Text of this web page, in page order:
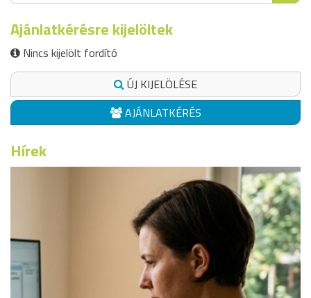
Ajánlatkérésre kijelöltek
Nincs kijelölt fordító
ÚJ KIJELÖLÉSE
AJÁNLATKÉRÉS
Hírek